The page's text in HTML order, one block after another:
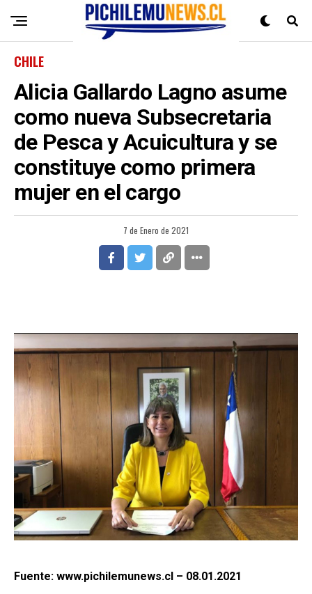
CHILE
Alicia Gallardo Lagno asume
como nueva Subsecretaria
de Pesca y Acuicultura y se
constituye como primera
mujer en el cargo
7 de Enero de 2021
Fuente: www.pichilemunews.cl – 08.01.2021